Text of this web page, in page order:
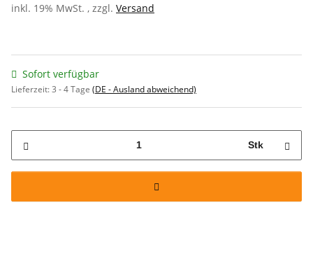
inkl. 19% MwSt. , zzgl. Versand
Sofort verfügbar
Lieferzeit:3 - 4 Tage (DE - Ausland abweichend)
Stk